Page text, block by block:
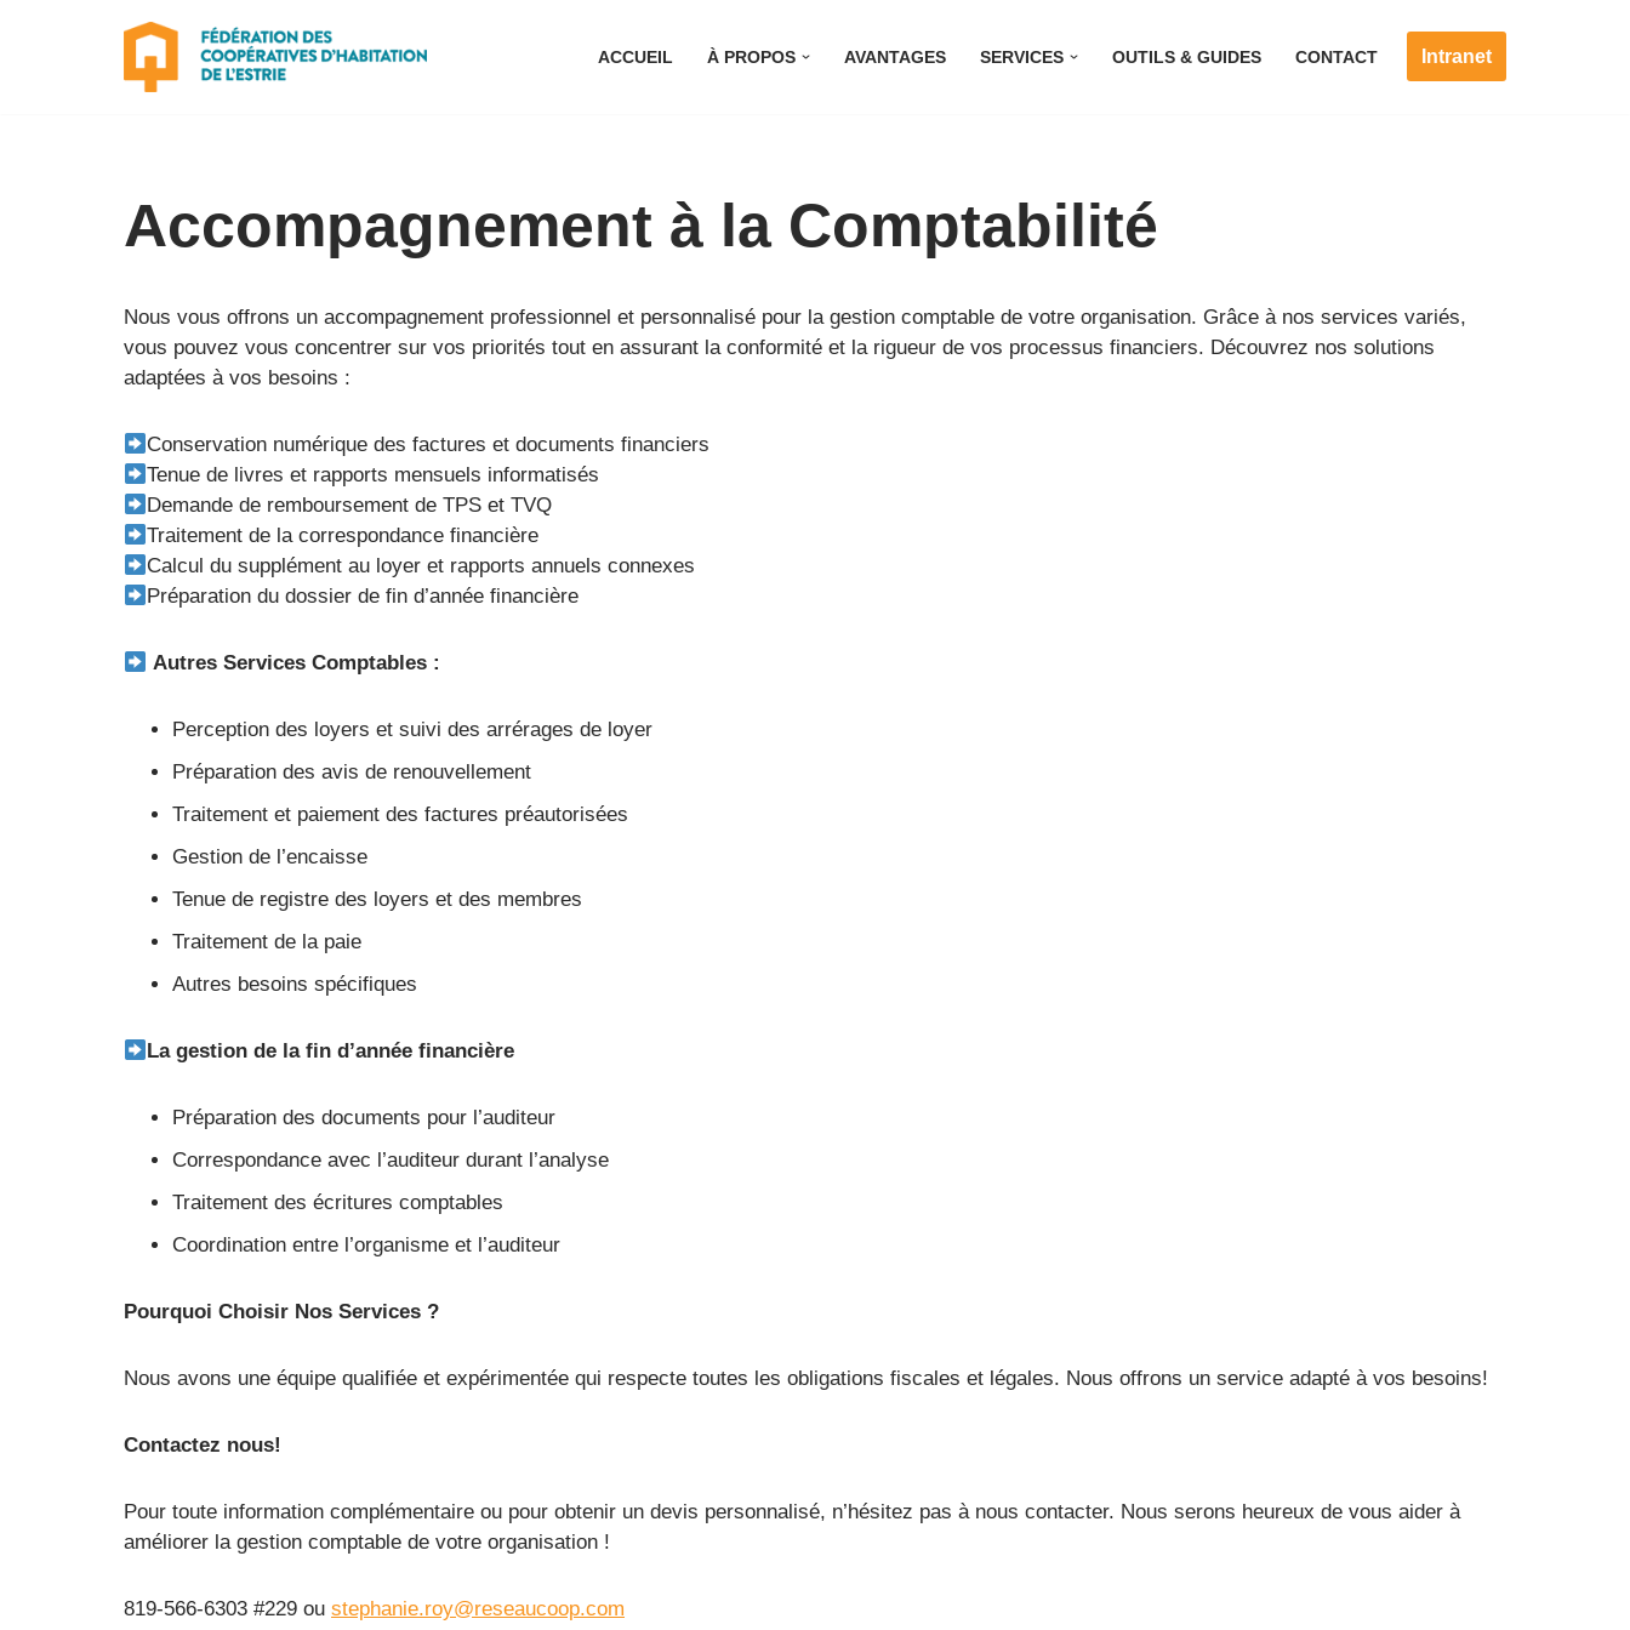
ACCUEIL À PROPOS AVANTAGES SERVICES OUTILS & GUIDES CONTACT Intranet
Accompagnement à la Comptabilité
Nous vous offrons un accompagnement professionnel et personnalisé pour la gestion comptable de votre organisation. Grâce à nos services variés,
vous pouvez vous concentrer sur vos priorités tout en assurant la conformité et la rigueur de vos processus financiers. Découvrez nos solutions
adaptées à vos besoins :
Conservation numérique des factures et documents financiers
Tenue de livres et rapports mensuels informatisés
Demande de remboursement de TPS et TVQ
Traitement de la correspondance financière
Calcul du supplément au loyer et rapports annuels connexes
Préparation du dossier de fin d’année financière
Autres Services Comptables :
Perception des loyers et suivi des arrérages de loyer
Préparation des avis de renouvellement
Traitement et paiement des factures préautorisées
Gestion de l’encaisse
Tenue de registre des loyers et des membres
Traitement de la paie
Autres besoins spécifiques
La gestion de la fin d’année financière
Préparation des documents pour l’auditeur
Correspondance avec l’auditeur durant l’analyse
Traitement des écritures comptables
Coordination entre l’organisme et l’auditeur
Pourquoi Choisir Nos Services ?
Nous avons une équipe qualifiée et expérimentée qui respecte toutes les obligations fiscales et légales. Nous offrons un service adapté à vos besoins!
Contactez nous!
Pour toute information complémentaire ou pour obtenir un devis personnalisé, n’hésitez pas à nous contacter. Nous serons heureux de vous aider à
améliorer la gestion comptable de votre organisation !
819-566-6303 #229 ou stephanie.roy@reseaucoop.com